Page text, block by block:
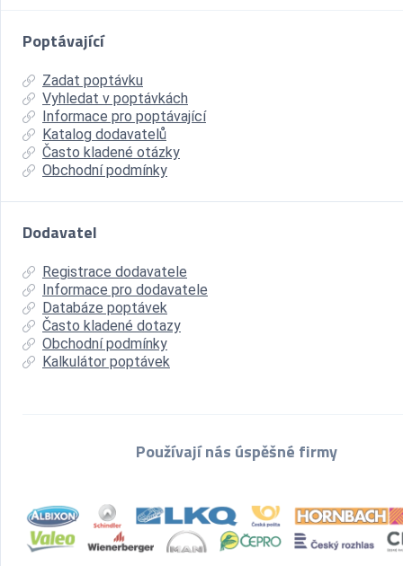
Poptávající
Zadat poptávku
Vyhledat v poptávkách
Informace pro poptávající
Katalog dodavatelů
Často kladené otázky
Obchodní podmínky
Dodavatel
Registrace dodavatele
Informace pro dodavatele
Databáze poptávek
Často kladené dotazy
Obchodní podmínky
Kalkulátor poptávek
Používají nás úspěšné firmy